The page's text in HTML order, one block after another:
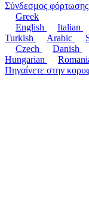
Σύνδεσμος φόρτωσης
Greek
English
Italian
Turkish
Arabic
Czech
Danish
Hungarian
Πηγαίνετε στην